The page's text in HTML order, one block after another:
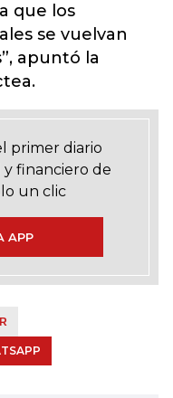
que los
se vuelvan
apuntó la
primer diario
y financiero de
un clic
APP